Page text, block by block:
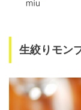
生絞りモン